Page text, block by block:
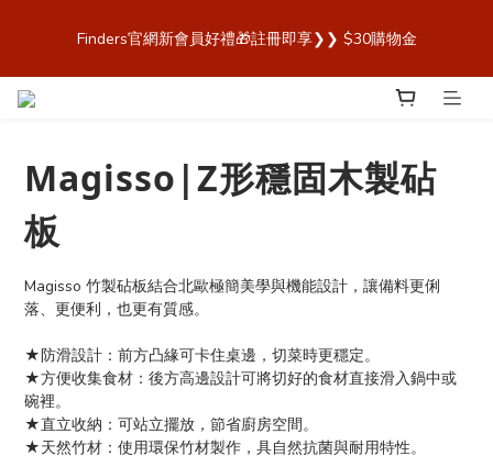
商城，購買最安心！】
Finders官網新會員好禮🎁註冊即享❯❯ $30購物金
歡迎來到 Finders🎉【Blender Bottle x Owala 台灣官方代理直營
Magisso|Z形穩固木製砧
板
Magisso 竹製砧板結合北歐極簡美學與機能設計，讓備料更俐
落、更便利，也更有質感。
★防滑設計：前方凸緣可卡住桌邊，切菜時更穩定。
★方便收集食材：後方高邊設計可將切好的食材直接滑入鍋中或
碗裡。
★直立收納：可站立擺放，節省廚房空間。
★天然竹材：使用環保竹材製作，具自然抗菌與耐用特性。